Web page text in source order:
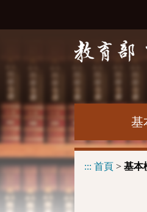
基
::: 首頁 > 基本